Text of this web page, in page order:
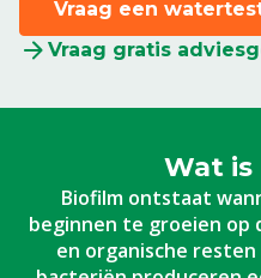
Vraag een
Vraag gratis
Wat is
Biofilm ontstaat
beginnen te groeien op
en organische